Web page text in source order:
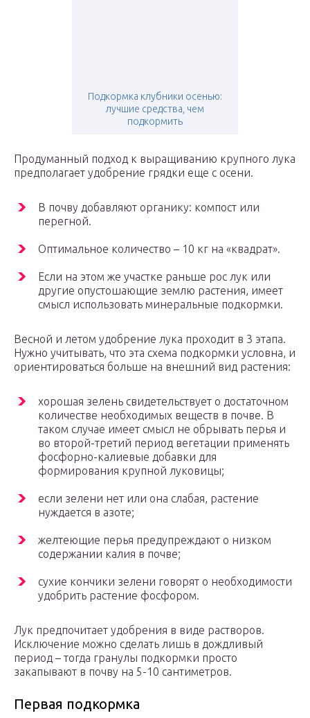
Подкормка клубники осенью:
лучшие средства, чем
подкормить
Продуманный подход к выращиванию крупного лука
предполагает удобрение грядки еще с осени.
В почву добавляют органику: компост или
перегной.
Оптимальное количество – 10 кг на «квадрат».
Если на этом же участке раньше рос лук или
другие опустошающие землю растения, имеет
смысл использовать минеральные подкормки.
Весной и летом удобрение лука проходит в 3 этапа.
Нужно учитывать, что эта схема подкормки условна, и
ориентироваться больше на внешний вид растения:
хорошая зелень свидетельствует о достаточном
количестве необходимых веществ в почве. В
таком случае имеет смысл не обрывать перья и
во второй-третий период вегетации применять
фосфорно-калиевые добавки для
формирования крупной луковицы;
если зелени нет или она слабая, растение
нуждается в азоте;
желтеющие перья предупреждают о низком
содержании калия в почве;
сухие кончики зелени говорят о необходимости
удобрить растение фосфором.
Лук предпочитает удобрения в виде растворов.
Исключение можно сделать лишь в дождливый
период – тогда гранулы подкормки просто
закапывают в почву на 5-10 сантиметров.
Первая подкормка